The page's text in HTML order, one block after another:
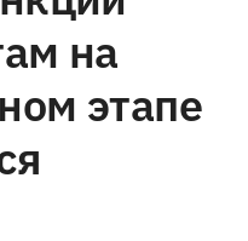
на
этапе